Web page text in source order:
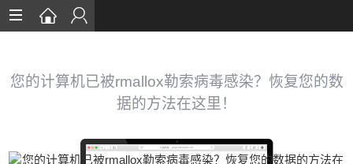
数据恢复
您的计算机已被rmallox勒索病毒感染？恢复您的数
据的方法在这里！